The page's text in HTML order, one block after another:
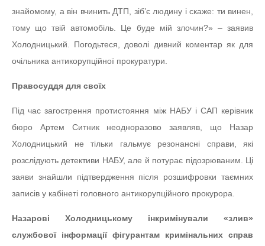
знайомому, а він вчинить ДТП, зіб’є людину і скаже: ти винен,
тому що твій автомобіль. Це буде мій злочин?» – заявив
Холодницький. Погодьтеся, доволі дивний коментар як для
очільника антикорупційної прокуратури.
Правосуддя для своїх
Під час загострення протистояння між НАБУ і САП керівник
бюро Артем Ситник неодноразово заявляв, що Назар
Холодницький не тільки гальмує резонансні справи, які
розслідують детективи НАБУ, але й потурає підозрюваним. Ці
заяви знайшли підтвердження після розшифровки таємних
записів у кабінеті головного антикорупційного прокурора.
Назарові Холодницькому інкримінували «злив»
службової інформації фігурантам кримінальних справ